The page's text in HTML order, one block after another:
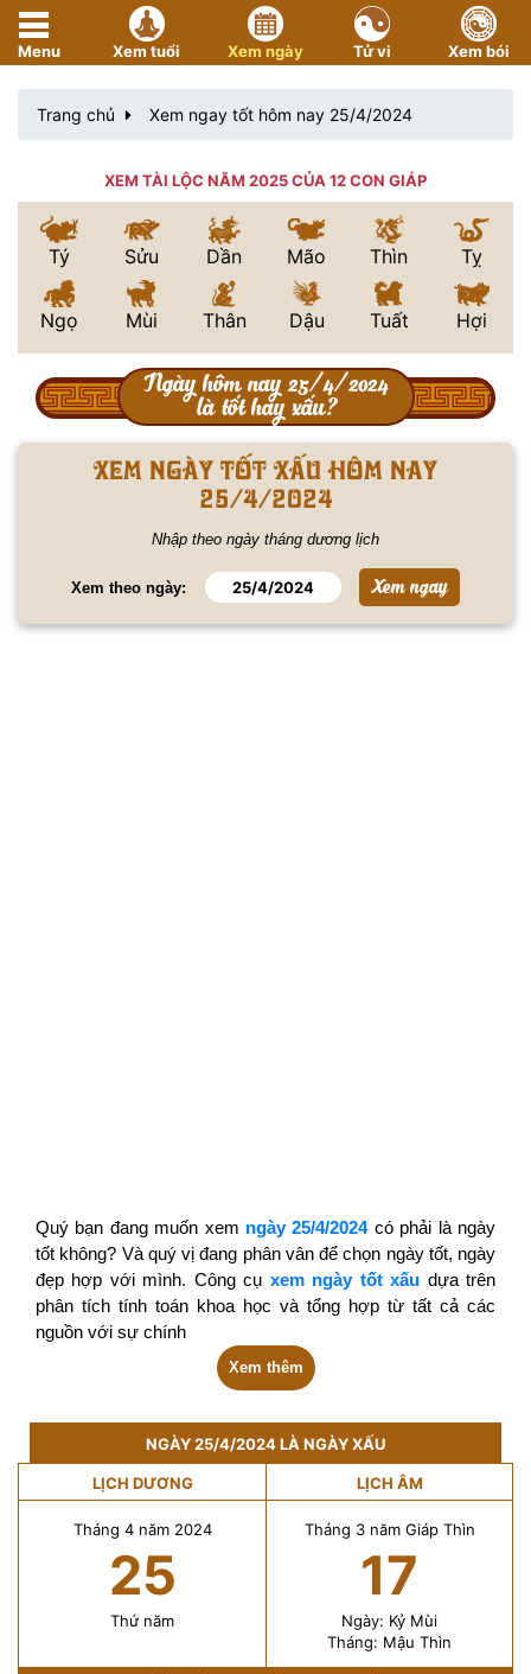
Menu Xem tuổi Xem ngày Tử vi Xem bói
Trang chủ Xem ngay tốt hôm nay 25/4/2024
XEM TÀI LỘC NĂM 2025 CỦA 12 CON GIÁP
Tý Sửu Dần Mão Thìn Tỵ
Ngọ Mùi Thân Dậu Tuất Hợi
Ngày hôm nay 25/4/2024
là tốt hay xấu?
Xem ngày tốt xấu hôm nay
25/4/2024
Nhập theo ngày tháng dương lịch
Xem theo ngày:
Quý bạn đang muốn xem ngày 25/4/2024có phải là ngày
tốt không? Và quý vị đang phân vân để chọn ngày tốt, ngày
đẹp hợp với mình. Công cụ xem ngày tốt xấu dựa trên
phân tích tính toán khoa học và tổng hợp từ tất cả các
nguồn với sự chính
Xem thêm
NGÀY 25/4/2024 LÀ NGÀY XẤU
LỊCH DƯƠNG LỊCH ÂM
Tháng 4 năm 2024
25
Thứ năm
Tháng 3 năm Giáp Thìn
17
Ngày: Kỷ Mùi
Tháng: Mậu Thìn